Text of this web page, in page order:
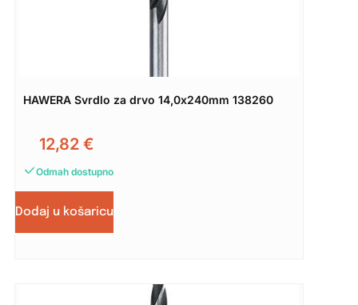
HAWERA Svrdlo za drvo 14,0x240mm 138260
12,82 €
Odmah dostupno
Dodaj u košaricu